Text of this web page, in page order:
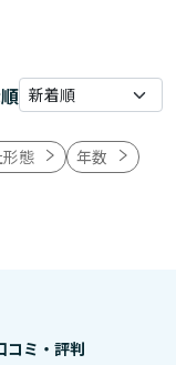
態
年数
コミ・評判